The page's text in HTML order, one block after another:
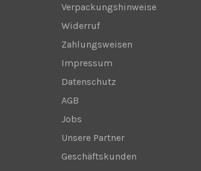
Verpackungshinweise
Widerruf
Zahlungsweisen
Impressum
Datenschutz
AGB
Jobs
Unsere Partner
Geschäftskunden